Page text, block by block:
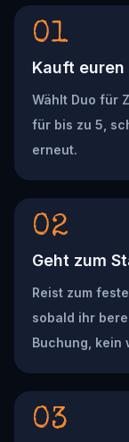
01
Kauft euren
Wählt Duo für
für bis zu 5,
erneut.
02
Geht zum
Reist zum
sobald ihr
Buchung, kein
03